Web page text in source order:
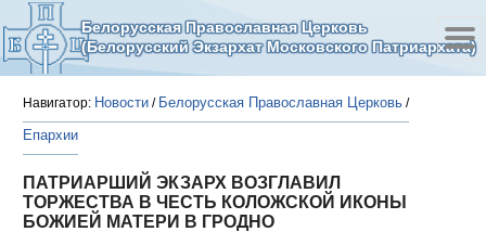
Белорусская Православная Церковь
(Белорусский Экзархат Московского Патриархата)
Навигатор: Новости / Белорусская Православная Церковь /
Епархии
ПАТРИАРШИЙ ЭКЗАРХ ВОЗГЛАВИЛ
ТОРЖЕСТВА В ЧЕСТЬ КОЛОЖСКОЙ ИКОНЫ
БОЖИЕЙ МАТЕРИ В ГРОДНО